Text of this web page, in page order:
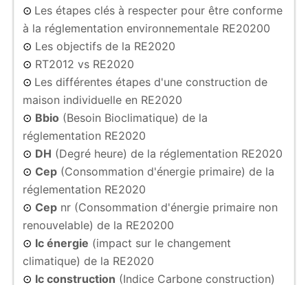
⊙ Les étapes clés à respecter pour être conforme
à la réglementation environnementale RE20200
⊙ Les objectifs de la RE2020
⊙ RT2012 vs RE2020
⊙ Les différentes étapes d'une construction de
maison individuelle en RE2020
⊙ Bbio (Besoin Bioclimatique) de la
réglementation RE2020
⊙ DH (Degré heure) de la réglementation RE2020
⊙ Cep (Consommation d'énergie primaire) de la
réglementation RE2020
⊙ Cep nr (Consommation d'énergie primaire non
renouvelable) de la RE20200
⊙ Ic énergie (impact sur le changement
climatique) de la RE2020
⊙ Ic construction (Indice Carbone construction)